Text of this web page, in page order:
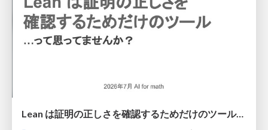
Lean は証明の正しさを確認するためだけのツールって思ってませんか？